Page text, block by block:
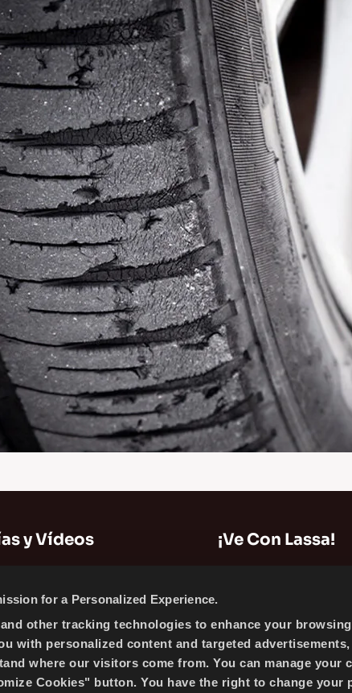
for a Personalized Experience.
other tracking technologies to enhance your
with personalized content and targeted
where our visitors come from. You can manage your
Cookies" button. You have the right to change your
y Vídeos ¡Ve Con Lassa!
Noticias
Política de Cookies